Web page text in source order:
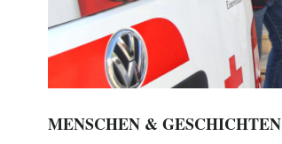
MENSCHEN & GESCHICHTEN